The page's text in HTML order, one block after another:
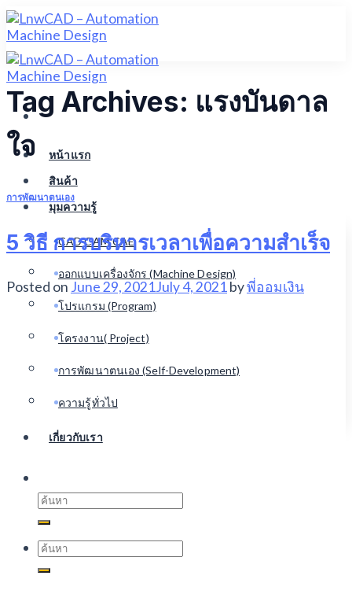
Skip
to
content
หน้าแรก
สินค้า
มุมความรู้
CAD CAM CAE
ออกแบบเครื่องจักร (Machine Design)
โปรแกรม (Program)
โครงงาน( Project)
การพัฒนาตนเอง (Self-Development)
ความรู้ทั่วไป
เกี่ยวกับเรา
Search
for:
Search
Tag Archives: แรงบันดาล
ใจ
การพัฒนาตนเอง
5 วิธี การบริหารเวลาเพื่อความสำเร็จ
Posted on June 29, 2021July 4, 2021byพี่ออมเงิน